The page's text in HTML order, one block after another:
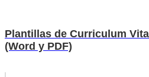
Plantillas de Curriculum
(Word y PDF)